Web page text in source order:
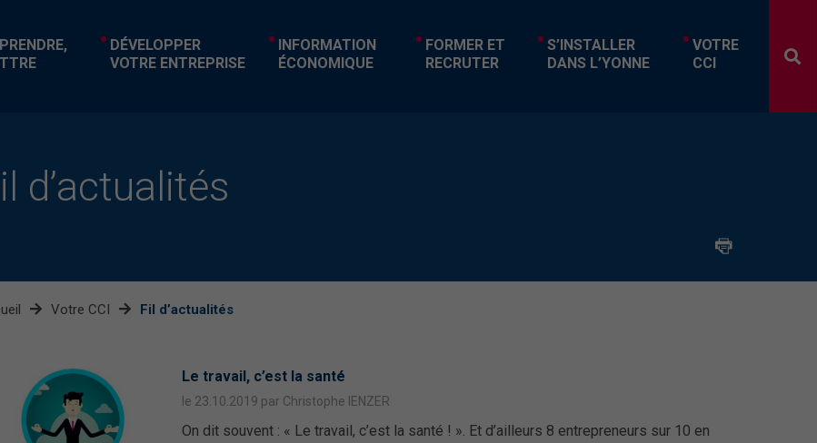
DÉVELOPPER
VOTRE ENTREPRISE
INFORMATION
ÉCONOMIQUE
FORMER ET
RECRUTER
S’INSTALLER
DANS L’YONNE
VOTRE
CCI
d’actualités
Votre CCI Fil d’actualités
Le travail, c’est la santé
le 23.10.2019 par Christophe IENZER
On dit souvent : « Le travail, c’est la santé ! ». Et d’ailleurs 8 entrepreneurs sur 10 en